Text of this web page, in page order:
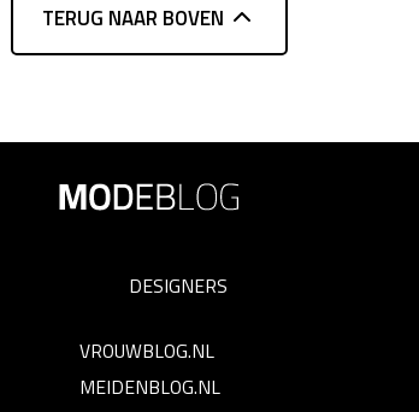
TERUG NAAR BOVEN
DESIGNERS
VROUWBLOG.NL
MEIDENBLOG.NL